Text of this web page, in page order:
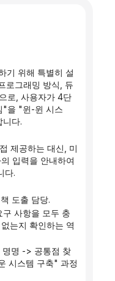
로그래밍 방식, 듀
로, 사용자가 4단
"을 "윈-윈 시스
다.
입력을 안내하여
다.
도출 담당.
는지 확인하는 역
시스템 구축" 과정